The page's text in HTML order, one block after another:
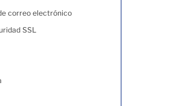
correo electrónico
SSL